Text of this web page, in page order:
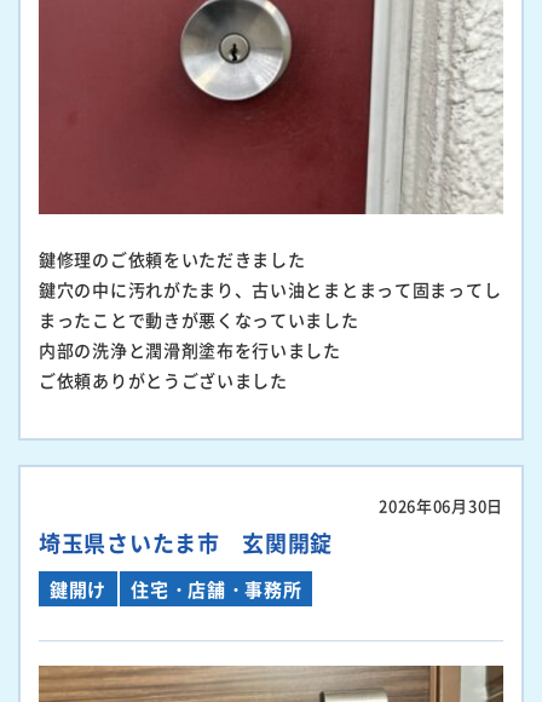
鍵修理のご依頼をいただきました
鍵穴の中に汚れがたまり、古い油とまとまって固まってし
まったことで動きが悪くなっていました
内部の洗浄と潤滑剤塗布を行いました
ご依頼ありがとうございました
2026年06月30日
埼玉県さいたま市 玄関開錠
鍵開け 住宅・店舗・事務所